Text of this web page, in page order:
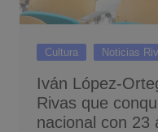
Cultura Noticias
Iván López-
Rivas que
nacional con 23